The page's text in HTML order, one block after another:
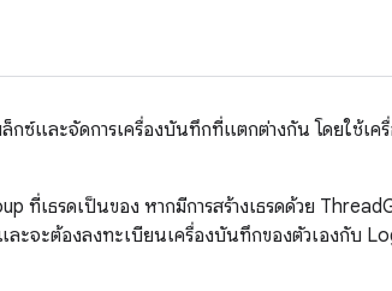
กซ์และจัดการเครื่องบันทึกที่แตกต่างกัน โดยใช้เค
ที่เธรดเป็นของ หากมีการสร้างเธรดด้วย
ะจะต้องลงทะเบียนเครื่องบันทึกของตัวเองกับ